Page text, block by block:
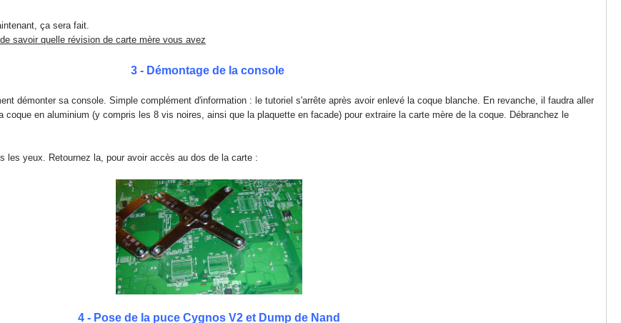
ça sera fait.
savoir quelle révision de carte mère vous avez
3 - Démontage de la console
démonter sa console. Simple complément d'information : le tutoriel s'arrête après avoir enlevé la coque blanche. En revanche, il faudra aller
coque en aluminium (y compris les 8 vis noires, ainsi que la plaquette en facade) pour extraire la carte mère de la coque. Débranchez le
les yeux. Retournez la, pour avoir accès au dos de la carte :
4 - Pose de la puce Cygnos V2 et Dump de Nand